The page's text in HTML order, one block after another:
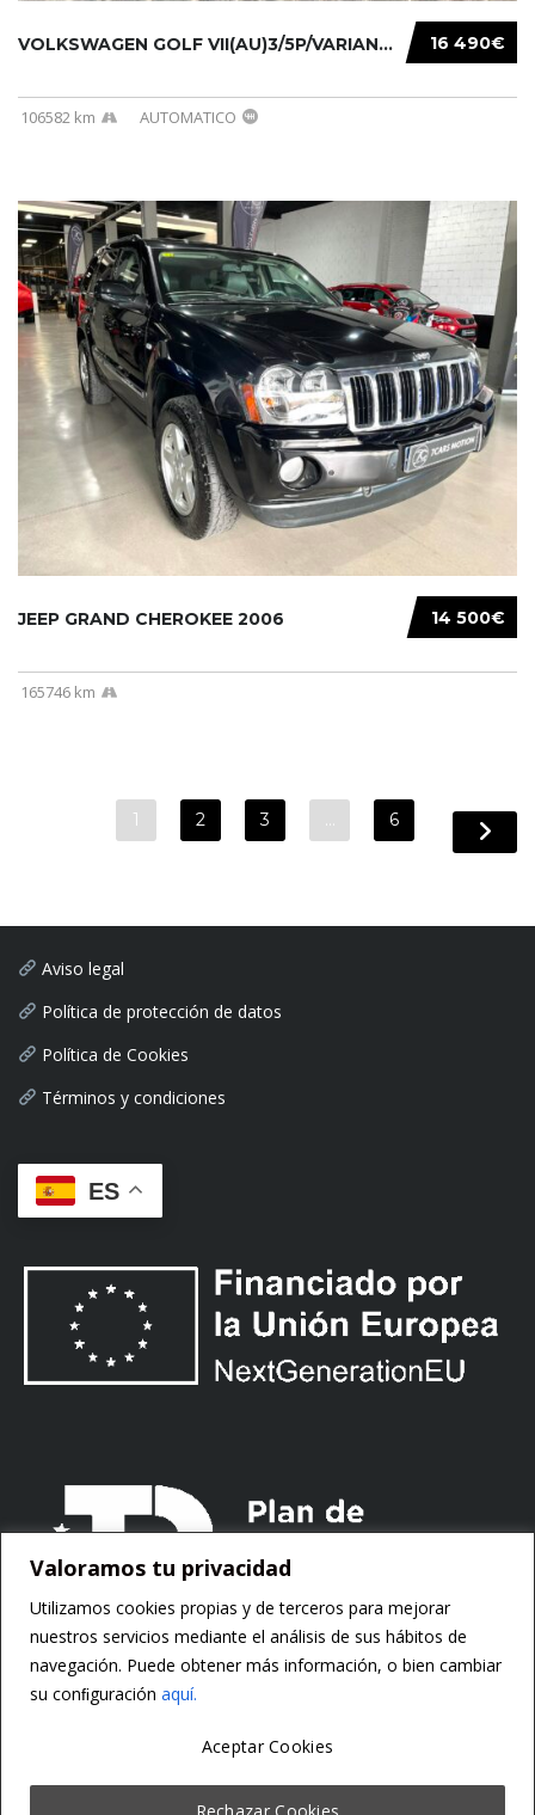
Valoramos tu privacidad
Utilizamos cookies propias y de terceros para mejorar
nuestros servicios mediante el análisis de sus hábitos de
navegación. Puede obtener más información, o bien cambiar
su conﬁguración aquí.
Rechazar Cookies
Aceptar Cookies
16 490€
VOLKSWAGEN GOLF VII(AU)3/5P/VARIANT(12-16 20...
106582 km AUTOMATICO
14 500€
JEEP GRAND CHEROKEE 2006
165746 km
1 2 3 … 6
Aviso legal
Política de protección de datos
Política de Cookies
Términos y condiciones
ES